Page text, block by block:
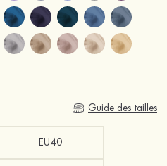
Guide des tailles
EU40